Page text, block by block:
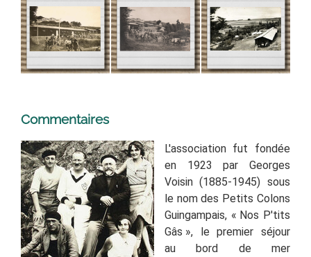
Commentaires
L'association fut fondée
en 1923 par Georges
Voisin (1885-1945) sous
le nom des Petits Colons
Guingampais, « Nos P'tits
Gâs », le premier séjour
au bord de mer